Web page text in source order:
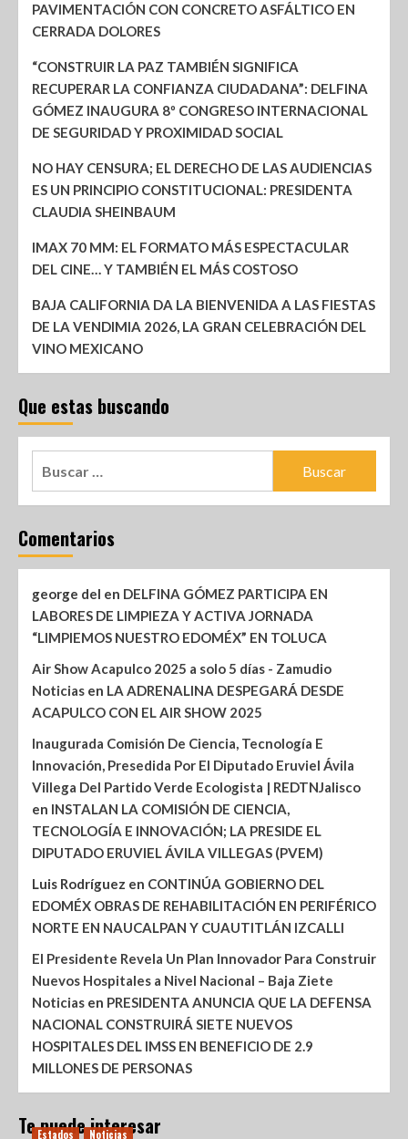
PAVIMENTACIÓN CON CONCRETO ASFÁLTICO EN
CERRADA DOLORES
“CONSTRUIR LA PAZ TAMBIÉN SIGNIFICA
RECUPERAR LA CONFIANZA CIUDADANA”: DELFINA
GÓMEZ INAUGURA 8º CONGRESO INTERNACIONAL
DE SEGURIDAD Y PROXIMIDAD SOCIAL
NO HAY CENSURA; EL DERECHO DE LAS AUDIENCIAS
ES UN PRINCIPIO CONSTITUCIONAL: PRESIDENTA
CLAUDIA SHEINBAUM
IMAX 70 MM: EL FORMATO MÁS ESPECTACULAR
DEL CINE… Y TAMBIÉN EL MÁS COSTOSO
BAJA CALIFORNIA DA LA BIENVENIDA A LAS FIESTAS
DE LA VENDIMIA 2026, LA GRAN CELEBRACIÓN DEL
VINO MEXICANO
Que estas buscando
Comentarios
george del en DELFINA GÓMEZ PARTICIPA EN
LABORES DE LIMPIEZA Y ACTIVA JORNADA
“LIMPIEMOS NUESTRO EDOMÉX” EN TOLUCA
Air Show Acapulco 2025 a solo 5 días - Zamudio
Noticias en LA ADRENALINA DESPEGARÁ DESDE
ACAPULCO CON EL AIR SHOW 2025
Inaugurada Comisión De Ciencia, Tecnología E
Innovación, Presedida Por El Diputado Eruviel Ávila
Villega Del Partido Verde Ecologista | REDTNJalisco
en INSTALAN LA COMISIÓN DE CIENCIA,
TECNOLOGÍA E INNOVACIÓN; LA PRESIDE EL
DIPUTADO ERUVIEL ÁVILA VILLEGAS (PVEM)
Luis Rodríguez en CONTINÚA GOBIERNO DEL
EDOMÉX OBRAS DE REHABILITACIÓN EN PERIFÉRICO
NORTE EN NAUCALPAN Y CUAUTITLÁN IZCALLI
El Presidente Revela Un Plan Innovador Para Construir
Nuevos Hospitales a Nivel Nacional – Baja Ziete
Noticias en PRESIDENTA ANUNCIA QUE LA DEFENSA
NACIONAL CONSTRUIRÁ SIETE NUEVOS
HOSPITALES DEL IMSS EN BENEFICIO DE 2.9
MILLONES DE PERSONAS
Te puede interesar
Estados Noticias